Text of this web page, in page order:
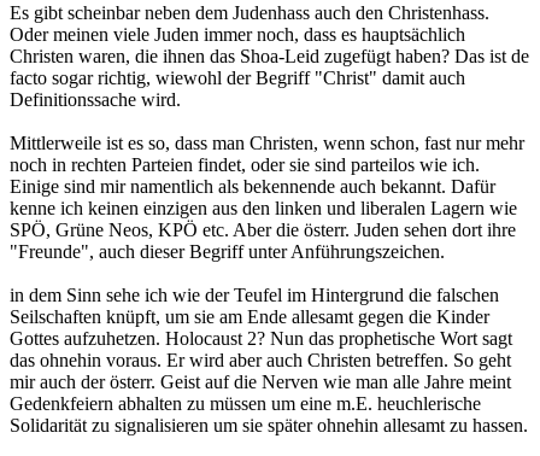
Es gibt scheinbar neben dem Judenhass auch den Christenhass.
Oder meinen viele Juden immer noch, dass es hauptsächlich
Christen waren, die ihnen das Shoa-Leid zugefügt haben? Das ist de
facto sogar richtig, wiewohl der Begriff "Christ" damit auch
Definitionssache wird.
Mittlerweile ist es so, dass man Christen, wenn schon, fast nur mehr
noch in rechten Parteien findet, oder sie sind parteilos wie ich.
Einige sind mir namentlich als bekennende auch bekannt. Dafür
kenne ich keinen einzigen aus den linken und liberalen Lagern wie
SPÖ, Grüne Neos, KPÖ etc. Aber die österr. Juden sehen dort ihre
"Freunde", auch dieser Begriff unter Anführungszeichen.
in dem Sinn sehe ich wie der Teufel im Hintergrund die falschen
Seilschaften knüpft, um sie am Ende allesamt gegen die Kinder
Gottes aufzuhetzen. Holocaust 2? Nun das prophetische Wort sagt
das ohnehin voraus. Er wird aber auch Christen betreffen. So geht
mir auch der österr. Geist auf die Nerven wie man alle Jahre meint
Gedenkfeiern abhalten zu müssen um eine m.E. heuchlerische
Solidarität zu signalisieren um sie später ohnehin allesamt zu hassen.